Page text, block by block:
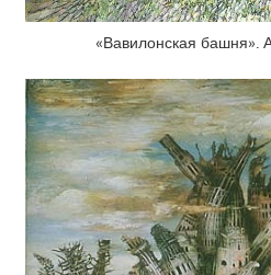
«Вавилонская башня».